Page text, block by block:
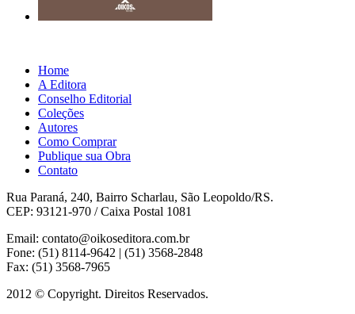
Home
A Editora
Conselho Editorial
Coleções
Autores
Como Comprar
Publique sua Obra
Contato
Rua Paraná, 240, Bairro Scharlau, São Leopoldo/RS.
CEP: 93121-970 / Caixa Postal 1081
Email: contato@oikoseditora.com.br
Fone: (51) 8114-9642 | (51) 3568-2848
Fax: (51) 3568-7965
2012 © Copyright. Direitos Reservados.